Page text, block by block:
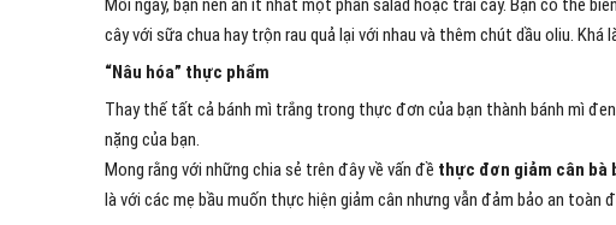
Mỗi ngày, bạn nên ăn ít nhất một phần salad hoặc trái cây. Bạn có thể
cây với sữa chua hay trộn rau quả lại với nhau và thêm chút dầu oliu. Khá
“Nâu hóa” thực phẩm
Thay thế tất cả bánh mì trắng trong thực đơn của bạn thành bánh mì
nặng của bạn.
Mong rằng với những chia sẻ trên đây về vấn đề thực đơn giảm cân bà
là với các mẹ bầu muốn thực hiện giảm cân nhưng vẫn đảm bảo an toàn